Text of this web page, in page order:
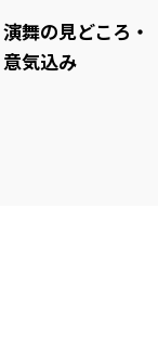
演舞の見どころ・
意気込み